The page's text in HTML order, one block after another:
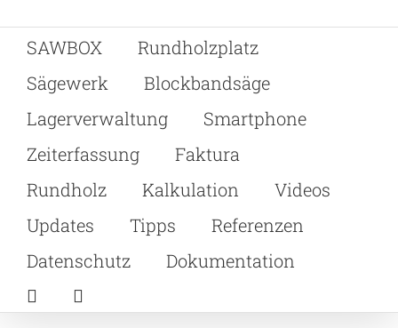
SAWBOX
Rundholzplatz
Sägewerk
Blockbandsäge
Lagerverwaltung
Smartphone
Zeiterfassung
Faktura
Rundholz
Kalkulation
Videos
Updates
Tipps
Referenzen
Datenschutz
Dokumentation